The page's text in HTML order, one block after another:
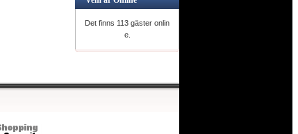
Det finns 113 gäster onlin
e.